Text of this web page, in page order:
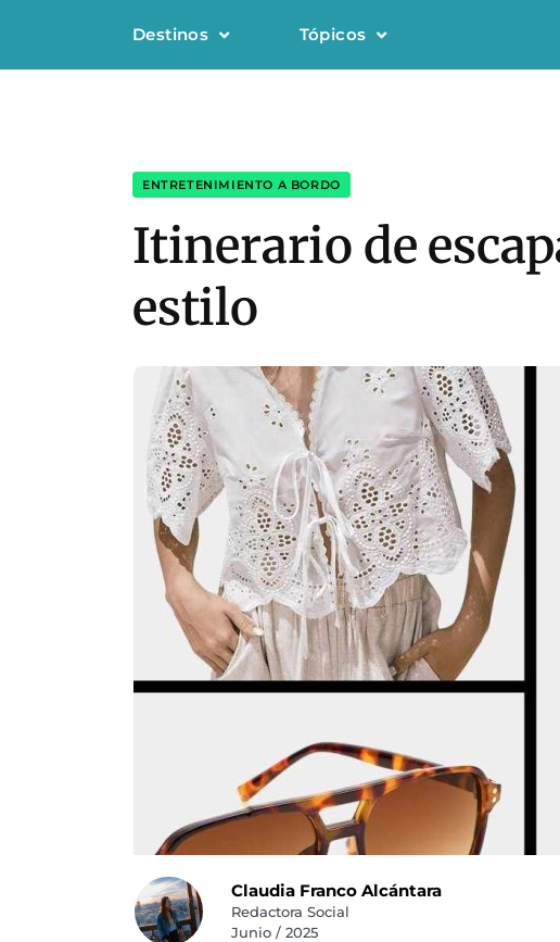
Destinos Tópicos
ENTRETENIMIENTO A BORDO
Itinerario de
estilo
Claudia Franco Alcántara
Redactora Social
Junio / 2025